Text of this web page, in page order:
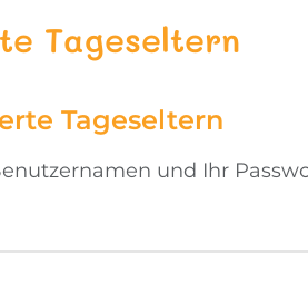
Tageseltern
Tageseltern
und Ihr